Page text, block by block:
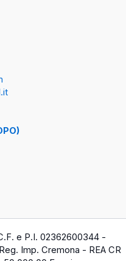
e P.I. 02362600344 -
Imp. Cremona - REA CR